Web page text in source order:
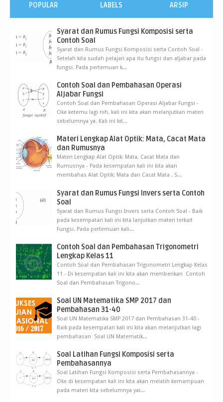
POPULAR LABELS ARSIP
Syarat dan Rumus Fungsi Komposisi serta
Contoh Soal
Syarat dan Rumus Fungsi Komposisi serta Contoh Soal -
Setelah kita sudah pelajari apa itu fungsi dan aljabar pada
fungsi. Pada pertemuan k...
Contoh Soal dan Pembahasan Operasi
Aljabar Fungsi
Contoh Soal dan Pembahasan Operasi Aljabar Fungsi -
Oke ketemu lagi nih, kali ini kita akan melanjutkan materi
sebelumnya ya. Kali ini kit...
Materi Lengkap Alat Optik: Mata, Cacat Mata
dan Rumusnya
Materi Lengkap Alat Optik: Mata, Cacat Mata dan
Rumusnya - Pada kesempatan kali ini kita akan
membahas Alat Optik: Mata dan Cacat Mata . S...
Syarat dan Rumus Fungsi Invers serta Contoh
Soal
Syarat dan Rumus Fungsi Invers serta Contoh Soal - Baik
pada kesempatan kali ini kita lanjutkan materi terkait
Fungsi. Pada pertemuan kali...
Contoh Soal dan Pembahasan Trigonometri
Lengkap Kelas 11
Contoh Soal dan Pembahasan Trigonometri Lengkap Kelas
11 - Di kesempatan kali ini kita akan memberikan Contoh
Soal dan Pembahasan Trigono...
Soal UN Matematika SMP 2017 dan
Pembahasan 31-40
Soal UN Matematika SMP 2017 dan Pembahasan 31-40 -
Baik pada kesempatan kali ini kita akan melanjutkan lagi
pembahasan Soal UN Matematik...
Soal Latihan Fungsi Komposisi serta
Pembahasannya
Soal Latihan Fungsi Komposisi serta Pembahasannya -
Oke di kesempatan kali ini kita akan melatih kemampuan
pada materi kita sebelumnya yai...